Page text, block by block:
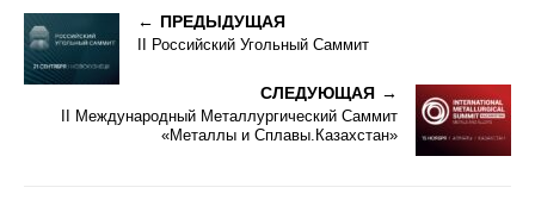
ПРЕДЫДУЩАЯ
II Российский Угольный Саммит
СЛЕДУЮЩАЯ
II Международный Металлургический Саммит
«Металлы и Сплавы.Казахстан»